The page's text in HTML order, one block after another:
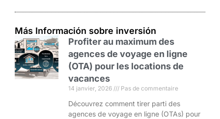
Más Información sobre inversión
Profiter au maximum des
agences de voyage en ligne
(OTA) pour les locations de
vacances
14 janvier, 2026 Pas de commentaire
Découvrez comment tirer parti des
agences de voyage en ligne (OTAs) pour